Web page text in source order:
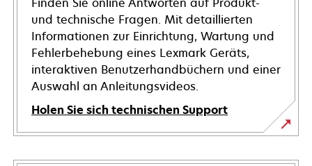
und technische Fragen. Mit detaillierten
Informationen zur Einrichtung, Wartung und
Fehlerbehebung eines Lexmark Geräts,
interaktiven Benutzerhandbüchern und einer
Auswahl an Anleitungsvideos.
Holen Sie sich technischen Support
wird
in